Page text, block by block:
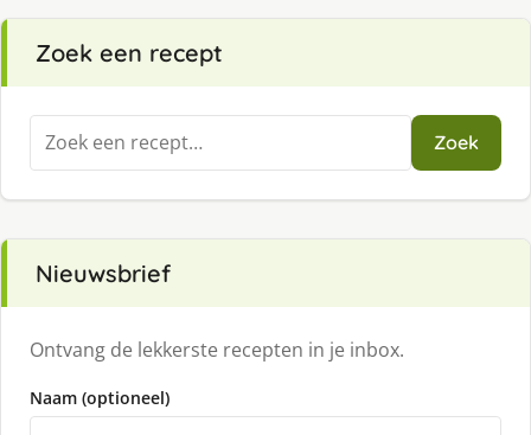
Zoek een recept
Zoeken
naar:
Zoek
Nieuwsbrief
Ontvang de lekkerste recepten in je inbox.
Naam (optioneel)